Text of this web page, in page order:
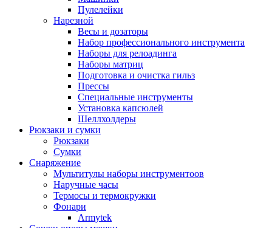
Пулелейки
Нарезной
Весы и дозаторы
Набор профессионального инструмента
Наборы для релоадинга
Наборы матриц
Подготовка и очистка гильз
Прессы
Специальные инструменты
Установка капсюлей
Шеллхолдеры
Рюкзаки и сумки
Рюкзаки
Сумки
Снаряжение
Мультитулы наборы инструментоов
Наручные часы
Термосы и термокружки
Фонари
Armytek